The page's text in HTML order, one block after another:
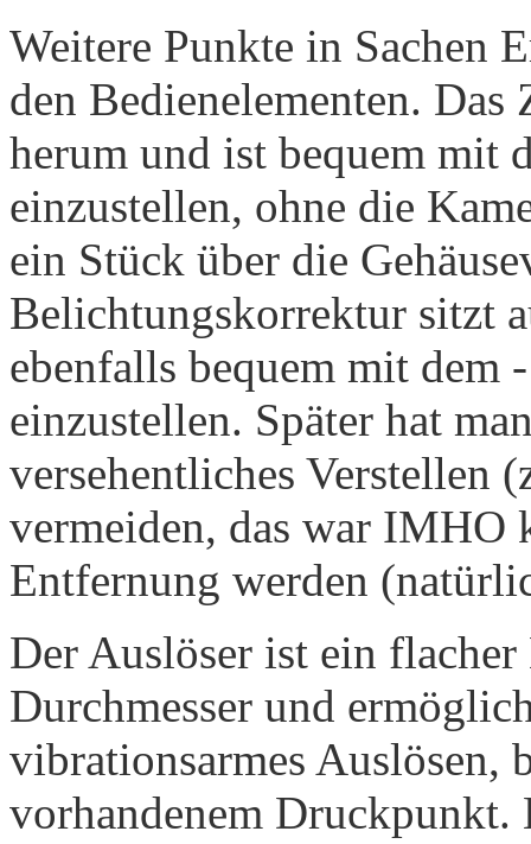
Weitere Punkte in Sachen
den Bedienelementen.
herum und ist bequem mit
einzustellen, ohne die
ein Stück über die
Belichtungskorrektur sitzt
ebenfalls bequem mit dem
einzustellen. Später hat
versehentliches Verstellen
vermeiden, das war IMHO
Entfernung werden
Der Auslöser ist ein
Durchmesser und
vibrationsarmes Auslösen,
vorhandenem